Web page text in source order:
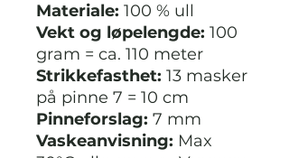
Materiale: 100 % ull
Vekt og løpelengde: 100
gram = ca. 110 meter
Strikkefasthet: 13 masker
på pinne 7 = 10 cm
Pinneforslag: 7 mm
Vaskeanvisning: Max